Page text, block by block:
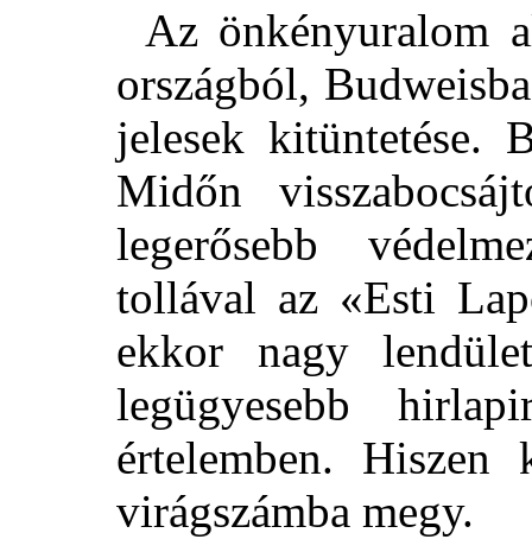
Az önkényuralom
országból,
jelesek kitüntetése.
Midőn
legerősebb
tollával az «Esti
ekkor nagy
legügyesebb
értelemben.
virágszámba megy.